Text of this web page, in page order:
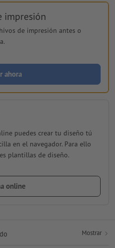
impresión
de impresión antes o
ahora
puedes crear tu diseño tú
en el navegador. Para ello
plantillas de diseño.
online
Mostrar